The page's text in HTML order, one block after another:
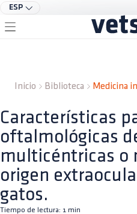
ESP
Inicio Biblioteca Medicina
Características
oftalmológicas
multicéntricas o
origen
gatos.
Tiempo de lectura: 1 min